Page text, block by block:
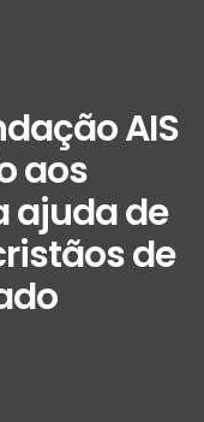
AIS
aos
ajuda de
de